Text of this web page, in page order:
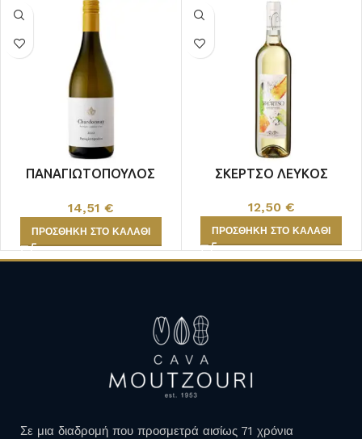
ΠΑΝΑΓΙΩΤΟΠΟΥΛΟΣ
14,51 €
ΠΡΟΣΘΉΚΗ ΣΤΟ ΚΑΛΆΘΙ
ΣΚΕΡΤΣΟ ΛΕΥΚΟΣ
12,50 €
ΠΡΟΣΘΉΚΗ ΣΤΟ ΚΑΛΆΘΙ
Σε μια διαδρομή που προσμετρά αισίως 71 χρόνια